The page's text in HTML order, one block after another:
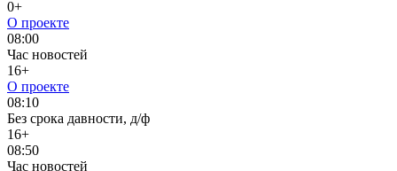
0+
О проекте
08:00
Час новостей
16+
О проекте
08:10
Без срока давности, д/ф
16+
08:50
Час новостей